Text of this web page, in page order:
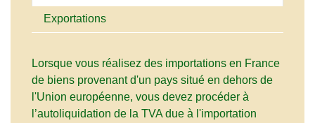
Exportations
Lorsque vous réalisez des importations en France
de biens provenant d'un pays situé en dehors de
l'Union européenne, vous devez procéder à
l’autoliquidation de la TVA due à l'importation